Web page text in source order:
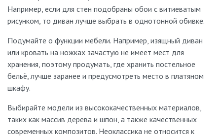
Например, если для стен подобраны обои с витиеватым
рисунком, то диван лучше выбрать в однотонной обивке.
Подумайте о функции мебели. Например, изящный диван
или кровать на ножках зачастую не имеет мест для
хранения, поэтому продумать, где хранить постельное
бельё, лучше заранее и предусмотреть место в платяном
шкафу.
Выбирайте модели из высококачественных материалов,
таких как массив дерева и шпон, а также качественных
современных композитов. Неоклассика не относится к